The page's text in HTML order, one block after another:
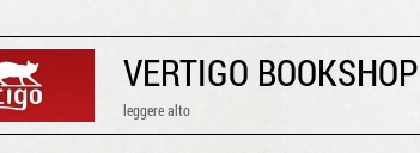
VERTIGO BOOKSHOP
leggere alto